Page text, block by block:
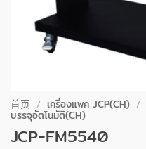
首页 / เครื่องแพค JCP(CH) /
บรรจุอัตโนมัติ(CH)
JCP-FM5540